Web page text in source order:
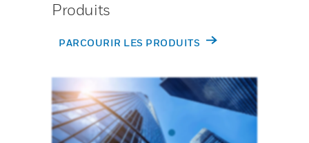
Produits
PARCOURIR LES PRODUITS